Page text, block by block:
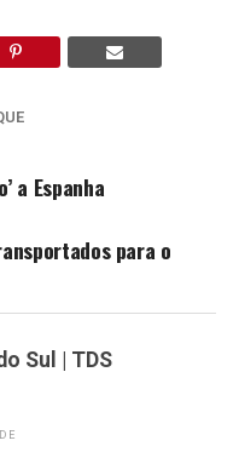
a Espanha
para o
Sul | TDS